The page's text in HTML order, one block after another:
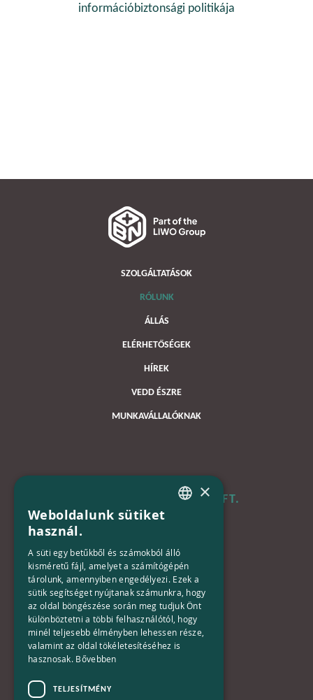
információbiztonsági politikája
SZOLGÁLTATÁSOK
RÓLUNK
ÁLLÁS
ELÉRHETŐSÉGEK
HÍREK
VEDD ÉSZRE
MUNKAVÁLLALÓKNAK
B+N MAGYARORSZÁG KFT.
Váci út 116-118.
TOWER 1,
15. emelet
Telefon:
+36-30-670-8752
kapcsolat@bplusn.hu
×
Weboldalunk sütiket
használ.
A süti egy betűkből és számokból álló
kisméretű fájl, amelyet a számítógépén
tárolunk, amennyiben engedélyezi. Ezek a
sütik segítséget nyújtanak számunkra, hogy
az oldal böngészése során meg tudjuk Önt
különböztetni a többi felhasználótól, hogy
minél teljesebb élményben lehessen része,
valamint az oldal tökéletesítéséhez is
hasznosak. Bővebben
TELJESÍTMÉNY